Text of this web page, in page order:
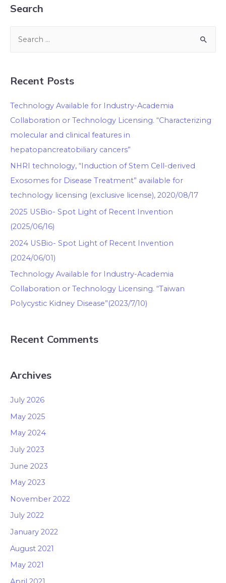
Search
Recent Posts
Technology Available for Industry-Academia
Collaboration or Technology Licensing. “Characterizing
molecular and clinical features in
hepatopancreatobiliary cancers”
NHRI technology, “Induction of Stem Cell-derived
Exosomes for Disease Treatment” available for
technology licensing (exclusive license), 2020/08/17
2025 USBio- Spot Light of Recent Invention
(2025/06/16)
2024 USBio- Spot Light of Recent Invention
(2024/06/01)
Technology Available for Industry-Academia
Collaboration or Technology Licensing. “Taiwan
Polycystic Kidney Disease”(2023/7/10)
Recent Comments
Archives
July 2026
May 2025
May 2024
July 2023
June 2023
May 2023
November 2022
July 2022
January 2022
August 2021
May 2021